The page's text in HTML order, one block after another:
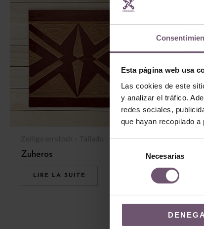
Esta página web usa
Las cookies de este
y analizar el tráfico.
redes sociales,
que hayan recopilado
consentimiento
Necesarias
Zuheros
LIRE LA SUITE
Zellige en
Guijo
LIRE